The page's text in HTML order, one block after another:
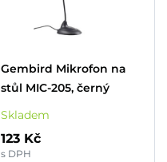
Gembird Mikrofon na
stůl MIC-205, černý
Skladem
123 Kč
s DPH